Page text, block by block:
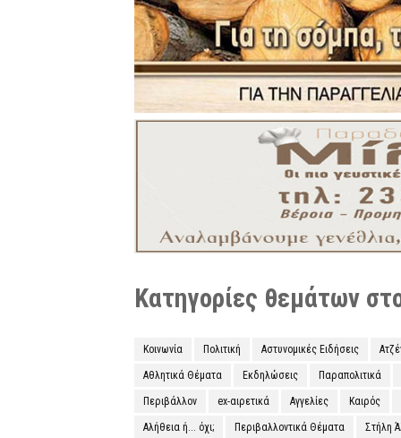
Κατηγορίες θεμάτων
Κοινωνία Πολιτική Αστυνομικές Ειδήσεις
Αθλητικά Θέματα Εκδηλώσεις Παραπολιτικά
Περιβάλλον ex-αιρετικά Αγγελίες Καιρός
Αλήθεια ή... όχι; Περιβαλλοντικά Θέματα Στήλη